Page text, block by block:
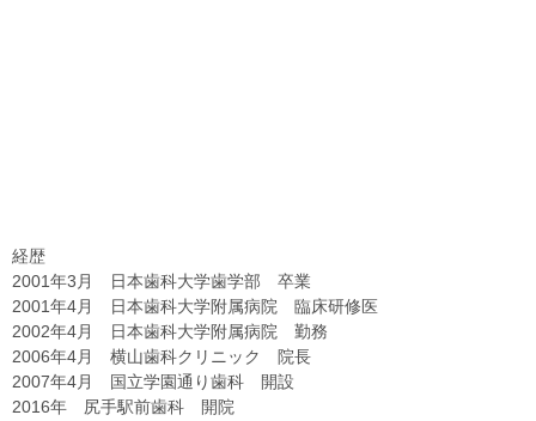
経歴
2001年3月 日本歯科大学歯学部 卒業
2001年4月 日本歯科大学附属病院 臨床研修医
2002年4月 日本歯科大学附属病院 勤務
2006年4月 横山歯科クリニック 院長
2007年4月 国立学園通り歯科 開設
2016年 尻手駅前歯科 開院